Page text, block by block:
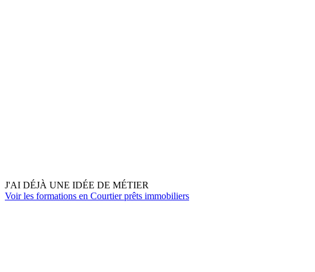
J'AI DÉJÀ UNE IDÉE DE MÉTIER
Voir les formations en Courtier prêts immobiliers